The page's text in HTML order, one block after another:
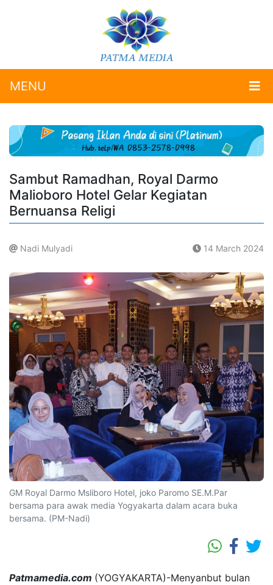
MENU
Sambut Ramadhan, Royal Darmo
Malioboro Hotel Gelar Kegiatan
Bernuansa Religi
Nadi Mulyadi 14 March 2024
GM Royal Darmo Msliboro Hotel, joko Paromo SE.M.Par
bersama para awak media Yogyakarta dalam acara buka
bersama. (PM-Nadi)
Patmamedia.com (YOGYAKARTA)-Menyanbut bulan